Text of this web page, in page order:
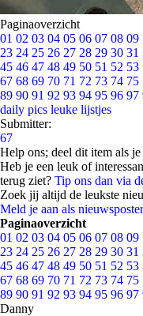
Paginaoverzicht
01 02 03 04 05 06 07 08 09
23 24 25 26 27 28 29 30 31
45 46 47 48 49 50 51 52 53
67 68 69 70 71 72 73 74 75
89 90 91 92 93 94 95 96 97
daily pics leuke lijstjes
Submitter:
67
Help ons; deel dit item als
Heb je een leuk of
terug ziet? Tip ons dan via
Zoek jij altijd de leukste
Meld je aan als
Paginaoverzicht
01 02 03 04 05 06 07 08 09
23 24 25 26 27 28 29 30 31
45 46 47 48 49 50 51 52 53
67 68 69 70 71 72 73 74 75
89 90 91 92 93 94 95 96 97
Danny